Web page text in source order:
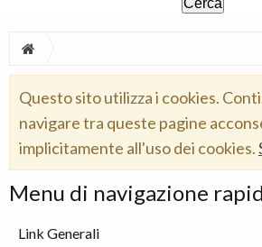
Questo sito utilizza i cookies.
navigare tra queste pagine
implicitamente all'uso dei cookies.
Menu di navigazione
Link Generali